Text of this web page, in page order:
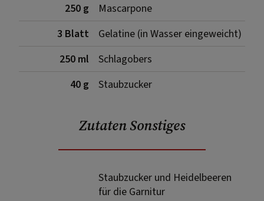
250 g
Mascarpone
3 Blatt
Gelatine (in Wasser eingeweicht)
250 ml
Schlagobers
40 g
Staubzucker
Zutaten Sonstiges
Staubzucker und Heidelbeeren
für die Garnitur